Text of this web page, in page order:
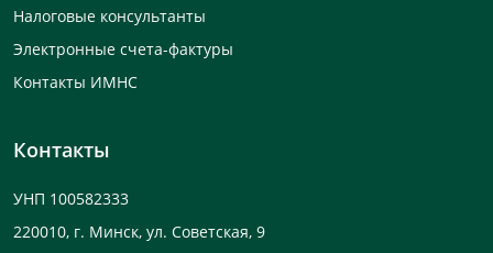
Налоговые консультанты
Электронные счета-фактуры
Контакты ИМНС
Контакты
УНП 100582333
220010, г. Минск, ул. Советская, 9